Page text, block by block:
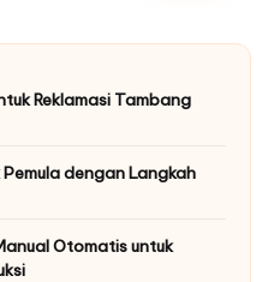
Reklamasi Tambang
dengan Langkah
Otomatis untuk